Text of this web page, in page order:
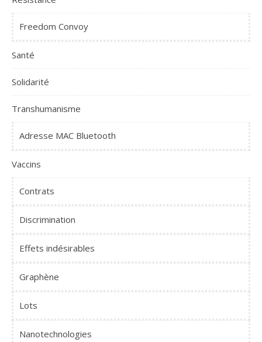
Freedom Convoy
Santé
Solidarité
Transhumanisme
Adresse MAC Bluetooth
Vaccins
Contrats
Discrimination
Effets indésirables
Graphène
Lots
Nanotechnologies